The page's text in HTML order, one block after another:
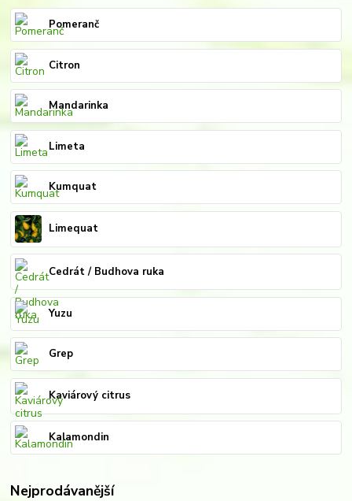
Pomeranč
Citron
Mandarinka
Limeta
Kumquat
Limequat
Cedrát / Budhova ruka
Yuzu
Grep
Kaviárový citrus
Kalamondin
Nejprodávanější